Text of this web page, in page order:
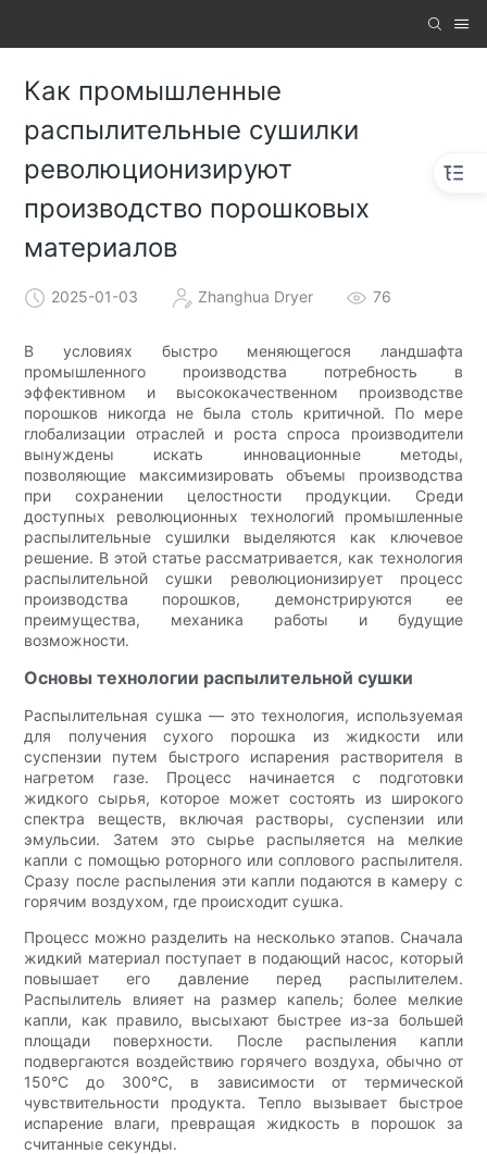
Как промышленные
распылительные сушилки
революционизируют
производство порошковых
материалов
2025-01-03 Zhanghua Dryer 76
В условиях быстро меняющегося ландшафта
промышленного производства потребность в
эффективном и высококачественном производстве
порошков никогда не была столь критичной. По мере
глобализации отраслей и роста спроса производители
вынуждены искать инновационные методы,
позволяющие максимизировать объемы производства
при сохранении целостности продукции. Среди
доступных революционных технологий промышленные
распылительные сушилки выделяются как ключевое
решение. В этой статье рассматривается, как технология
распылительной сушки революционизирует процесс
производства порошков, демонстрируются ее
преимущества, механика работы и будущие
возможности.
Основы технологии распылительной сушки
Распылительная сушка — это технология, используемая
для получения сухого порошка из жидкости или
суспензии путем быстрого испарения растворителя в
нагретом газе. Процесс начинается с подготовки
жидкого сырья, которое может состоять из широкого
спектра веществ, включая растворы, суспензии или
эмульсии. Затем это сырье распыляется на мелкие
капли с помощью роторного или соплового распылителя.
Сразу после распыления эти капли подаются в камеру с
горячим воздухом, где происходит сушка.
Процесс можно разделить на несколько этапов. Сначала
жидкий материал поступает в подающий насос, который
повышает его давление перед распылителем.
Распылитель влияет на размер капель; более мелкие
капли, как правило, высыхают быстрее из-за большей
площади поверхности. После распыления капли
подвергаются воздействию горячего воздуха, обычно от
150°C до 300°C, в зависимости от термической
чувствительности продукта. Тепло вызывает быстрое
испарение влаги, превращая жидкость в порошок за
считанные секунды.